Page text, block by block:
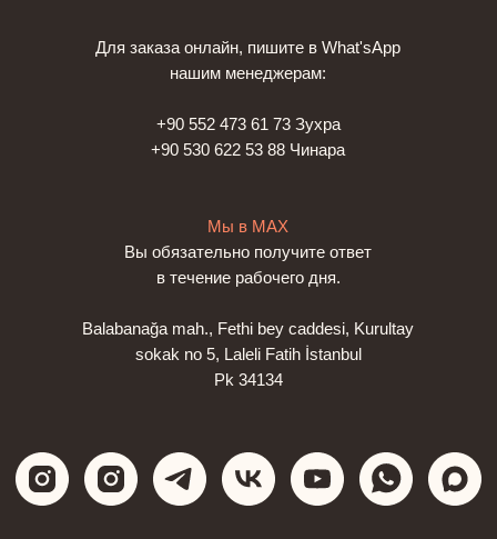
Для заказа онлайн, пишите в What'sApp
нашим менеджерам:
+90 552 473 61 73 Зухра
+90 530 622 53 88 Чинара
Мы в МАХ
Вы обязательно получите ответ
в течение рабочего дня.
Balabanağa mah., Fethi bey caddesi, Kurultay
sokak no 5, Laleli Fatih İstanbul
Pk 34134